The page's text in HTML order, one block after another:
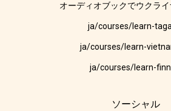
オーディオブックでウクラ
ja/courses/learn-
ja/courses/learn-
ja/courses/learn-
ソーシャル